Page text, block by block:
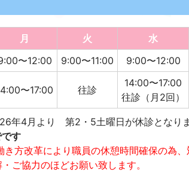
月 火 水
〜12:00 9:00〜11:00 9:00〜12:00
〜17:00 往診
14:00〜17:00
往診（月2回）
年4月より 第2・5土曜日が休診となりま
す
方改革により職員の休憩時間確保の為、
ご協力のほどお願い致します。